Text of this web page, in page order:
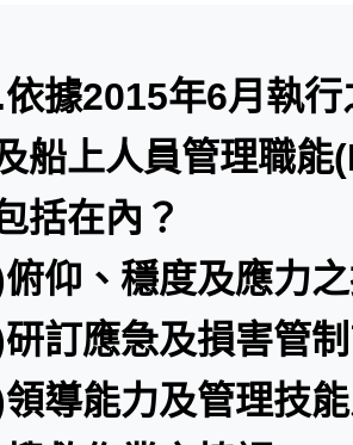
據2015年6月執
船上人員管理職
括在內？
仰、穩度及應力
訂應急及損害管
導能力及管理技